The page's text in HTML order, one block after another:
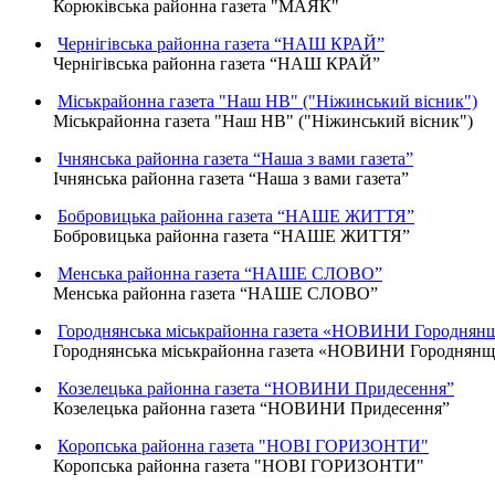
Корюківська районна газета "МАЯК"
Чернігівська районна газета “НАШ КРАЙ”
Чернігівська районна газета “НАШ КРАЙ”
Міськрайонна газета "Наш НВ" ("Ніжинський вісник")
Міськрайонна газета "Наш НВ" ("Ніжинський вісник")
Ічнянська районна газета “Наша з вами газета”
Ічнянська районна газета “Наша з вами газета”
Бобровицька районна газета “НАШЕ ЖИТТЯ”
Бобровицька районна газета “НАШЕ ЖИТТЯ”
Менська районна газета “НАШЕ СЛОВО”
Менська районна газета “НАШЕ СЛОВО”
Городнянська міськрайонна газета «НОВИНИ
Городнянська міськрайонна газета «НОВИНИ
Козелецька районна газета “НОВИНИ Придесення”
Козелецька районна газета “НОВИНИ Придесення”
Коропська районна газета "НОВІ ГОРИЗОНТИ"
Коропська районна газета "НОВІ ГОРИЗОНТИ"